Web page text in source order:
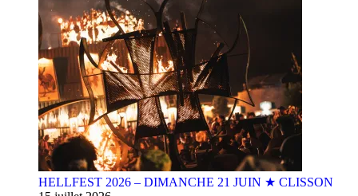
HELLFEST 2026 – DIMANCHE 21 JUIN ★ CLISSON